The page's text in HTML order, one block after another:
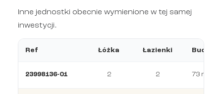
Inne jednostki obecnie wymienione w tej samej
inwestycji.
Ref Łóżka Łazienki Budowa
23998136-01 2 2 73 m²